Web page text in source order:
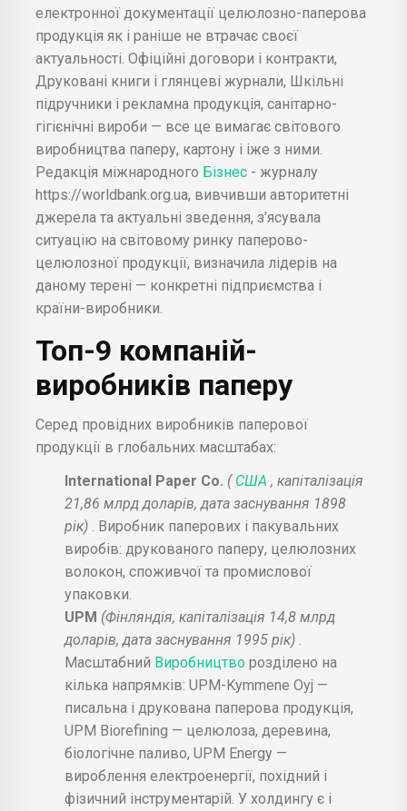
електронної документації целюлозно-паперова
продукція як і раніше не втрачає своєї
актуальності. Офіційні договори і контракти,
Друковані книги і глянцеві журнали, Шкільні
підручники і рекламна продукція, санітарно-
гігієнічні вироби — все це вимагає світового
виробництва паперу, картону і іже з ними.
Редакція міжнародного Бізнес - журналу
https://worldbank.org.ua, вивчивши авторитетні
джерела та актуальні зведення, з'ясувала
ситуацію на світовому ринку паперово-
целюлозної продукції, визначила лідерів на
даному терені — конкретні підприємства і
країни-виробники.
Топ-9 компаній-
виробників паперу
Серед провідних виробників паперової
продукції в глобальних масштабах:
International Paper Co. ( США , капіталізація
21,86 млрд доларів, дата заснування 1898
рік)
. Виробник паперових і пакувальних
виробів: друкованого паперу, целюлозних
волокон, споживчої та промислової
упаковки.
UPM (Фінляндія, капіталізація 14,8 млрд
доларів, дата заснування 1995 рік)
Масштабний Виробництво розділено на
кілька напрямків: UPM-Kymmene Oyj —
писальна і друкована паперова продукція,
UPM Biorefining — целюлоза, деревина,
біологічне паливо, UPM Energy —
вироблення електроенергії, похідний і
фізичний інструментарій. У холдингу є і